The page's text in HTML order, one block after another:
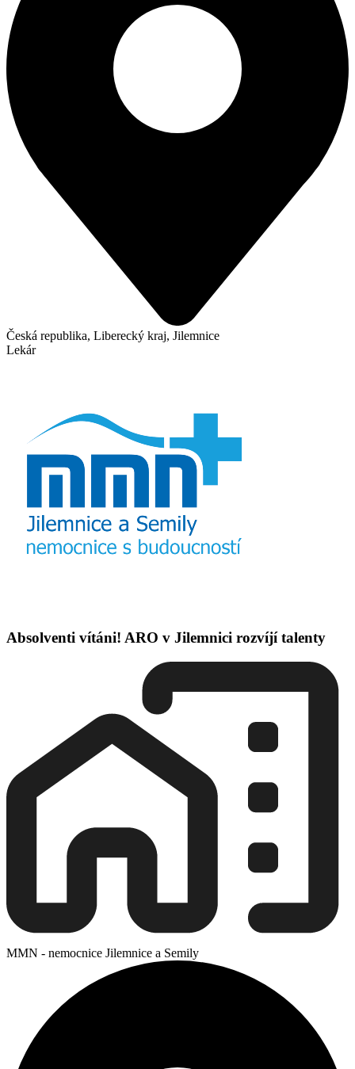
Česká republika, Liberecký kraj, Jilemnice
Lekár
Absolventi vítáni! ARO v Jilemnici rozvíjí talenty
MMN - nemocnice Jilemnice a Semily